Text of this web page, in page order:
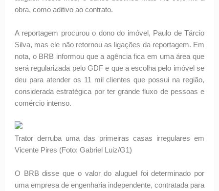
obra, como aditivo ao contrato.
A reportagem procurou o dono do imóvel, Paulo de Tárcio
Silva, mas ele não retornou as ligações da reportagem. Em
nota, o BRB informou que a agência fica em uma área que
será regularizada pelo GDF e que a escolha pelo imóvel se
deu para atender os 11 mil clientes que possui na região,
considerada estratégica por ter grande fluxo de pessoas e
comércio intenso.
Trator derruba uma das primeiras casas irregulares em
Vicente Pires (Foto: Gabriel Luiz/G1)
O BRB disse que o valor do aluguel foi determinado por
uma empresa de engenharia independente, contratada para